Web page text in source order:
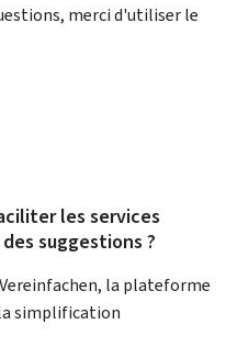
merci d'utiliser le
les services
suggestions ?
la plateforme
simplification